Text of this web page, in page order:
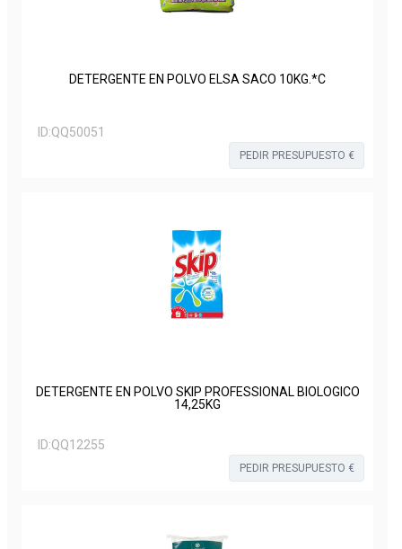
DETERGENTE EN POLVO ELSA SACO 10KG.*C
ID:QQ50051
PEDIR PRESUPUESTO €
DETERGENTE EN POLVO SKIP PROFESSIONAL BIOLOGICO
14,25KG
ID:QQ12255
PEDIR PRESUPUESTO €